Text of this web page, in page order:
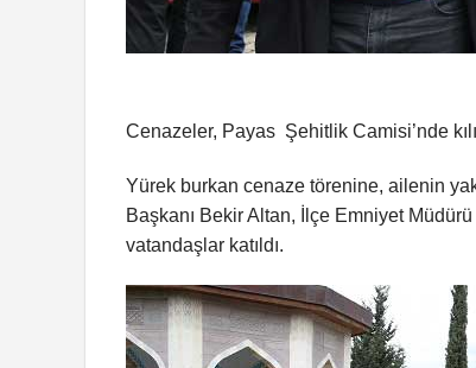
Cenazeler, Payas Şehitlik Camisi’nde
Yürek burkan cenaze törenine, ailenin
Başkanı Bekir Altan, İlçe Emniyet
vatandaşlar katıldı.